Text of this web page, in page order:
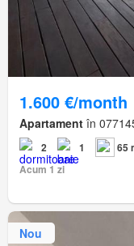
1.600 €/month
Apartament în
2 1
65
Acum 1 zi
Nou